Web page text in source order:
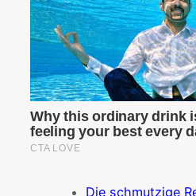
Die schmutzige